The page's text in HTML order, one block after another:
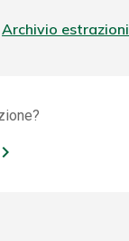
Archivio estrazioni